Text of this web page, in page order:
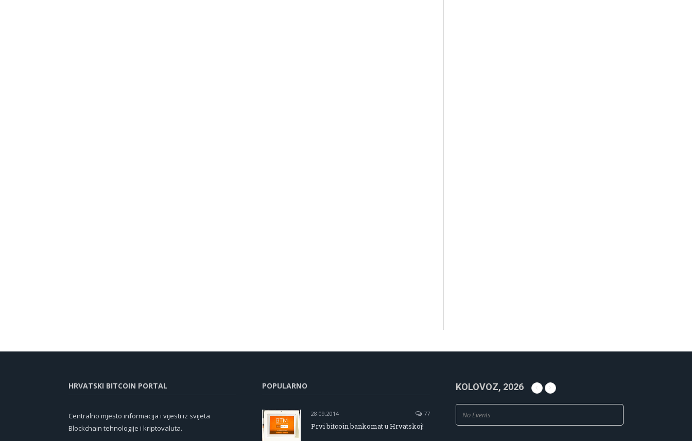
HRVATSKI BITCOIN PORTAL
Centralno mjesto informacija i vijesti iz svijeta
Blockchain tehnologije i kriptovaluta.
POPULARNO
28.09.2014 77
Prvi bitcoin bankomat u Hrvatskoj!
KOLOVOZ, 2026
No Events